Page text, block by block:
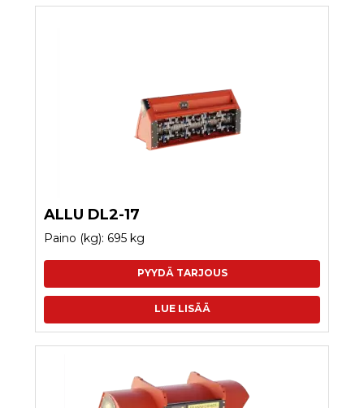
ALLU DL2-17
Paino (kg): 695 kg
PYYDÄ TARJOUS
LUE LISÄÄ